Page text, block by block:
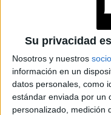
Su privacidad
Nosotros y nuestros
información en un
datos personales, como
estándar enviada por un
personalizado, medición
viral con